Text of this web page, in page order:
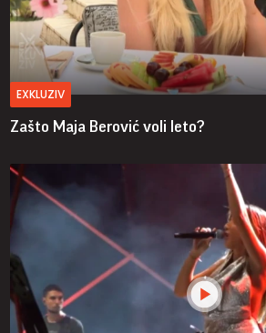
EXKLUZIV
Zašto Maja Berović voli leto?